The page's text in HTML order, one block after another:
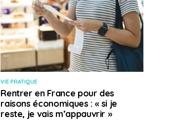
VIE PRATIQUE
Rentrer en France pour des
raisons économiques : « si je
reste, je vais m’appauvrir »